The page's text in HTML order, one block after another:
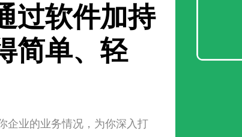
过软件加持
简单、轻
企业的业务情况，为你深入打